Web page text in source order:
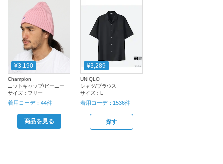
¥3,190
Champion
ニットキャップ/ビーニー
サイズ： フリー
着用コーデ： 44件
商品を見る
¥3,289
UNIQLO
シャツ/ブラウス
サイズ：L
着用コーデ： 1536件
探す